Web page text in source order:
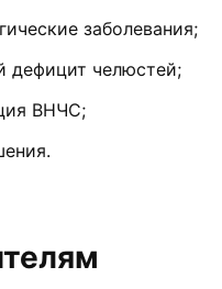
заболевания;
дефицит челюстей;
ВНЧС;